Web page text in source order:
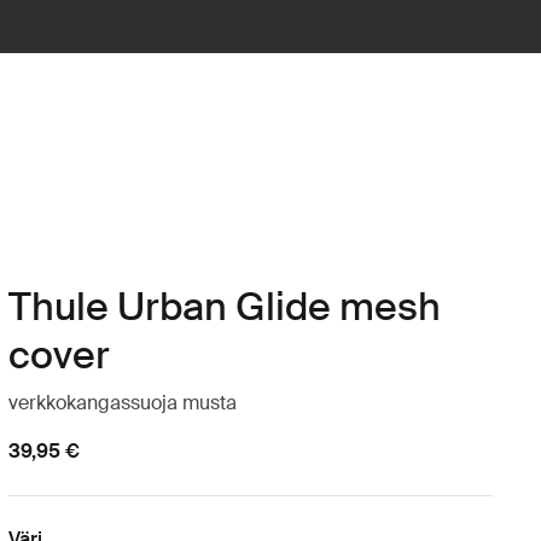
Thule Urban Glide mesh
cover
verkkokangassuoja musta
39,95 €